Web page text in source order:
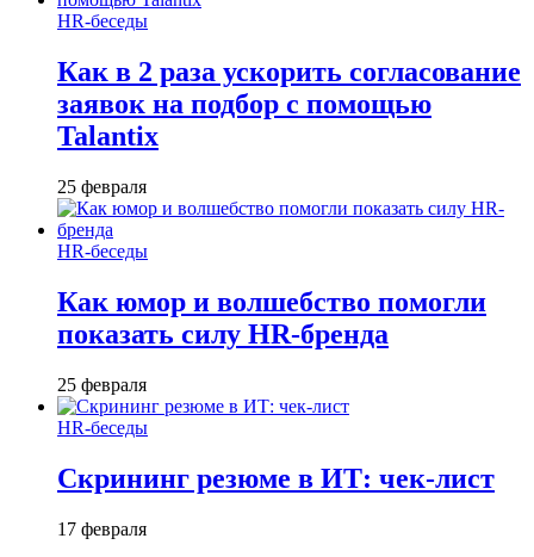
HR-беседы
Как в 2 раза ускорить согласование
заявок на подбор с помощью
Talantix
25 февраля
HR-беседы
Как юмор и волшебство помогли
показать силу HR-бренда
25 февраля
HR-беседы
Скрининг резюме в ИТ: чек-лист
17 февраля